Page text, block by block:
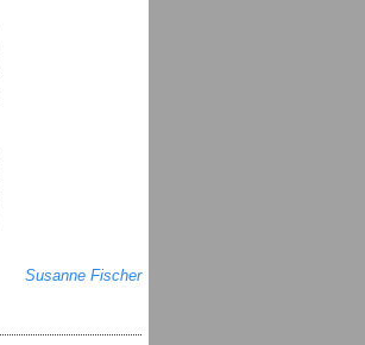
Susanne Fischer